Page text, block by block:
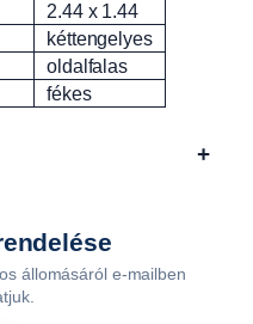
2.44 x 1.44
kéttengelyes
oldalfalas
fékes
+
állomásáról e-mailben